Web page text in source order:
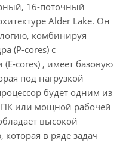
16-поточный
Alder Lake. Он
комбинируя
(P-cores) с
cores) , имеет базовую
под нагрузкой
будет одним из
ПК или мощной рабочей
высокой
в ряде задач